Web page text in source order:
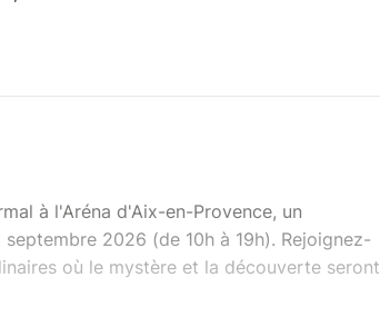
à l'Aréna d'Aix-en-Provence, un
septembre 2026 (de 10h à 19h). Rejoignez-
où le mystère et la découverte seront